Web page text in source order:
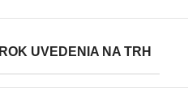
ROK UVEDENIA NA TRH